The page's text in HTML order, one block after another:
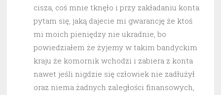
cisza, coś mnie tknęło i przy zakładaniu konta
pytam się, jaką dajecie mi gwarancję że ktoś
mi moich pieniędzy nie ukradnie, bo
powiedziałem że żyjemy w takim bandyckim
kraju że komornik wchodzi i zabiera z konta
nawet jeśli nigdzie się człowiek nie zadłużył
oraz niema żadnych zaległości finansowych,